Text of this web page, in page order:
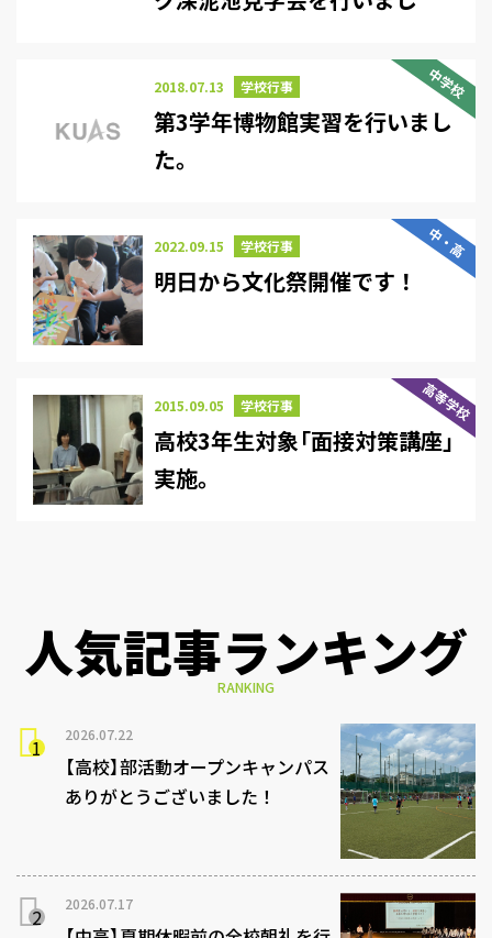
中学校
2018.07.13 学校行事
第3学年博物館実習を行いまし
た。
中・高
2022.09.15 学校行事
明日から文化祭開催です！
高等学校
2015.09.05 学校行事
高校3年生対象「面接対策講座」
実施。
人気記事ランキング
RANKING
2026.07.22
【高校】部活動オープンキャンパス
ありがとうございました！
2026.07.17